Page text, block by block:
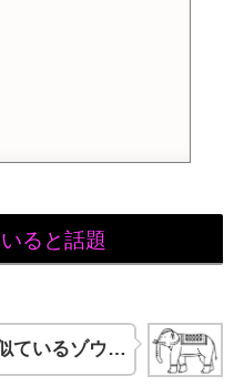
ると話題
ているゾウ…